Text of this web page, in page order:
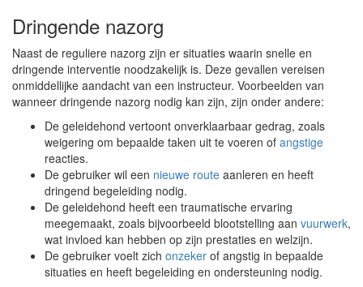
Dringende nazorg
Naast de reguliere nazorg zijn er situaties waarin snelle en
dringende interventie noodzakelijk is. Deze gevallen vereisen
onmiddellijke aandacht van een instructeur. Voorbeelden van
wanneer dringende nazorg nodig kan zijn, zijn onder andere:
De geleidehond vertoont onverklaarbaar gedrag, zoals
weigering om bepaalde taken uit te voeren of angstige
reacties.
De gebruiker wil een nieuwe route aanleren en heeft
dringend begeleiding nodig.
De geleidehond heeft een traumatische ervaring
meegemaakt, zoals bijvoorbeeld blootstelling aan vuurwerk,
wat invloed kan hebben op zijn prestaties en welzijn.
De gebruiker voelt zich onzeker of angstig in bepaalde
situaties en heeft begeleiding en ondersteuning nodig.